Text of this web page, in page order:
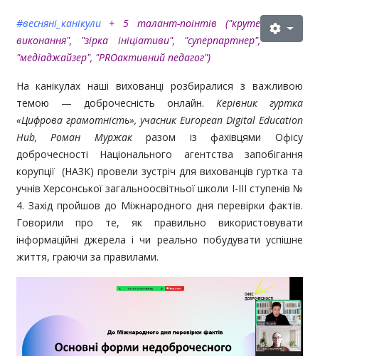
#весняні_канікули + 5 талант-поінтів ("круте
виконання", "зірка ініціативи", "суперпартнер",
"медіаджайзер", "PROактивний педагог")
На канікулах наші вихованці розбиралися з важливою
темою — доброчесність онлайн. Керівник гуртка
«Цифрова грамотність», учасник European Digital Education
Hub, Роман Муржакразом із фахівцями Офісу
доброчесності Національного агентства запобігання
корупції (НАЗК) провели зустріч для вихованців гуртка та
учнів Херсонської загальноосвітньої школи І-ІІІ ступенів №
4. Захід пройшов до Міжнародного дня перевірки фактів.
Говорили про те, як правильно використовувати
інформаційні джерела і чи реально побудувати успішне
життя, граючи за правилами.